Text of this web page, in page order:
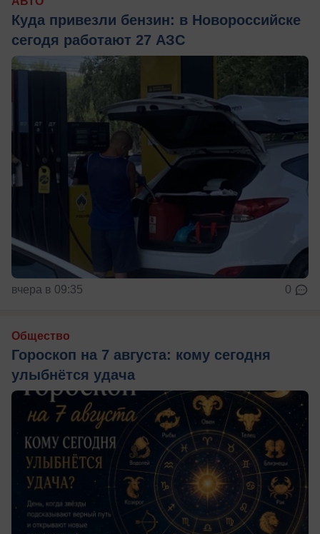
Куда привезли бензин: в Новороссийске
сегодя работают 27 АЗС
вчера в 09:35 0
Общество
Гороскоп на 7 августа: кому сегодня
улыбнётся удача